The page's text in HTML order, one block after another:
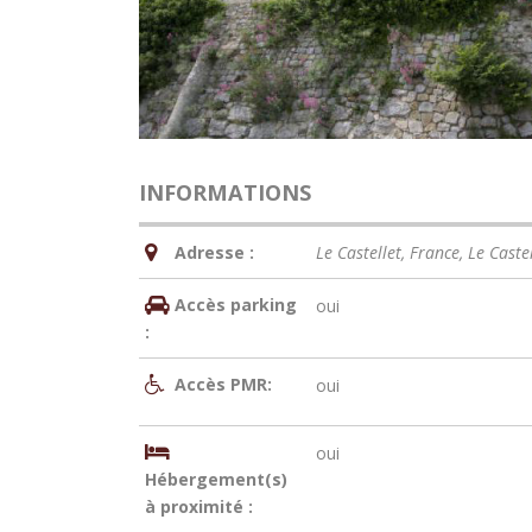
INFORMATIONS
Adresse : Le Castellet, France, Le
Accès parking
:
oui
Accès PMR: oui
Hébergement(s)
à proximité :
oui